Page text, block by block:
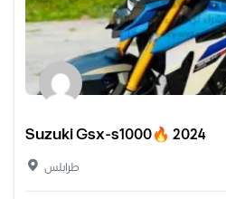
Suzuki Gsx-s1000🔥 2024
طرابلس